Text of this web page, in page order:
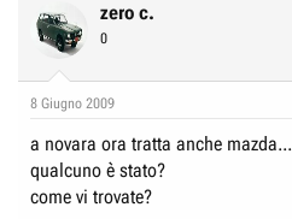
t
o
e
i
s
d
i
z
i
zero c.
0
8 Giugno 2009
a novara ora tratta anche mazda...
qualcuno è stato?
come vi trovate?